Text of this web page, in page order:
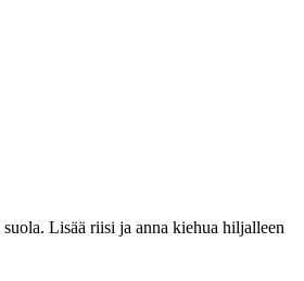
Lisää riisi ja anna kiehua hiljalleen